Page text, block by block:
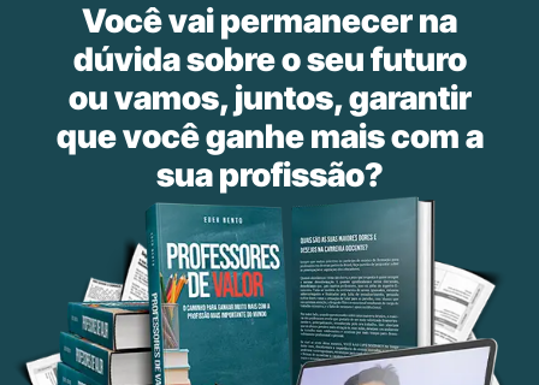
Você vai permanecer na
dúvida sobreo seu futuro
ou vamos, juntos, garantir
que você ganhe mais com a
sua profissão?